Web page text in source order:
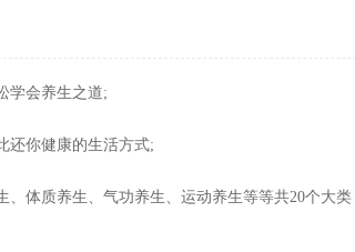
学会养生之道;
还你健康的生活方式;
体质养生、气功养生、运动养生等等共20个大类